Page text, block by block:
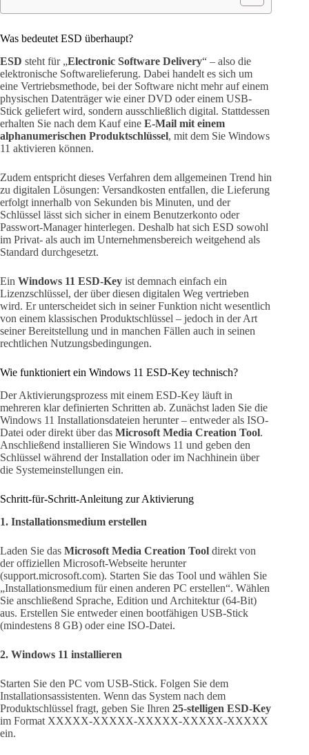
Was bedeutet ESD überhaupt?
ESD steht für „Electronic Software Delivery“ – also die
elektronische Softwarelieferung. Dabei handelt es sich um
eine Vertriebsmethode, bei der Software nicht mehr auf einem
physischen Datenträger wie einer DVD oder einem USB-
Stick geliefert wird, sondern ausschließlich digital. Stattdessen
erhalten Sie nach dem Kauf eine E-Mail mit einem
alphanumerischen Produktschlüssel, mit dem Sie Windows
11 aktivieren können.
Zudem entspricht dieses Verfahren dem allgemeinen Trend hin
zu digitalen Lösungen: Versandkosten entfallen, die Lieferung
erfolgt innerhalb von Sekunden bis Minuten, und der
Schlüssel lässt sich sicher in einem Benutzerkonto oder
Passwort-Manager hinterlegen. Deshalb hat sich ESD sowohl
im Privat- als auch im Unternehmensbereich weitgehend als
Standard durchgesetzt.
Ein Windows 11 ESD-Key ist demnach einfach ein
Lizenzschlüssel, der über diesen digitalen Weg vertrieben
wird. Er unterscheidet sich in seiner Funktion nicht wesentlich
von einem klassischen Produktschlüssel – jedoch in der Art
seiner Bereitstellung und in manchen Fällen auch in seinen
rechtlichen Nutzungsbedingungen.
Wie funktioniert ein Windows 11 ESD-Key technisch?
Der Aktivierungsprozess mit einem ESD-Key läuft in
mehreren klar definierten Schritten ab. Zunächst laden Sie die
Windows 11 Installationsdateien herunter – entweder als ISO-
Datei oder direkt über das Microsoft Media Creation Tool.
Anschließend installieren Sie Windows 11 und geben den
Schlüssel während der Installation oder im Nachhinein über
die Systemeinstellungen ein.
Schritt-für-Schritt-Anleitung zur Aktivierung
1. Installationsmedium erstellen
Laden Sie das Microsoft Media Creation Tool direkt von
der offiziellen Microsoft-Webseite herunter
(support.microsoft.com). Starten Sie das Tool und wählen Sie
„Installationsmedium für einen anderen PC erstellen“. Wählen
Sie anschließend Sprache, Edition und Architektur (64-Bit)
aus. Erstellen Sie entweder einen bootfähigen USB-Stick
(mindestens 8 GB) oder eine ISO-Datei.
2. Windows 11 installieren
Starten Sie den PC vom USB-Stick. Folgen Sie dem
Installationsassistenten. Wenn das System nach dem
Produktschlüssel fragt, geben Sie Ihren 25-stelligen ESD-Key
im Format XXXXX-XXXXX-XXXXX-XXXXX-XXXXX
ein.